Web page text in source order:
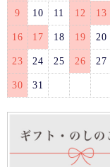
9 10 11 12 13
16 17 18 19 20
23 24 25 26 27
30 31